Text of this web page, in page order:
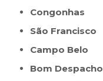
Congonhas
São Francisco
Campo Belo
Bom Despacho